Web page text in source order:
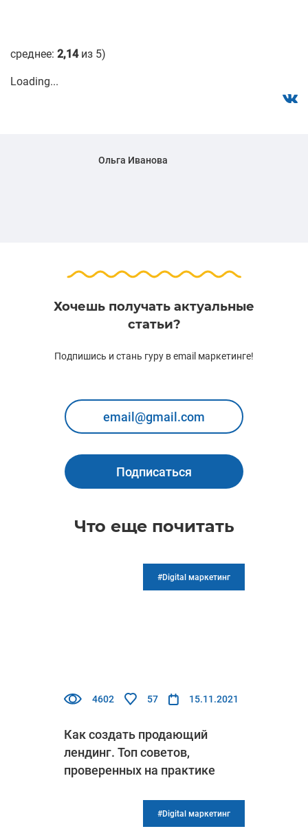
среднее: 2,14из 5)
Loading...
Ольга Иванова
Хочешь получать актуальные
статьи?
Подпишись и стань гуру в email маркетинге!
Подписаться
Что еще почитать
#Digital маркетинг
4602 57 15.11.2021
Как создать продающий
лендинг. Топ советов,
проверенных на практике
#Digital маркетинг